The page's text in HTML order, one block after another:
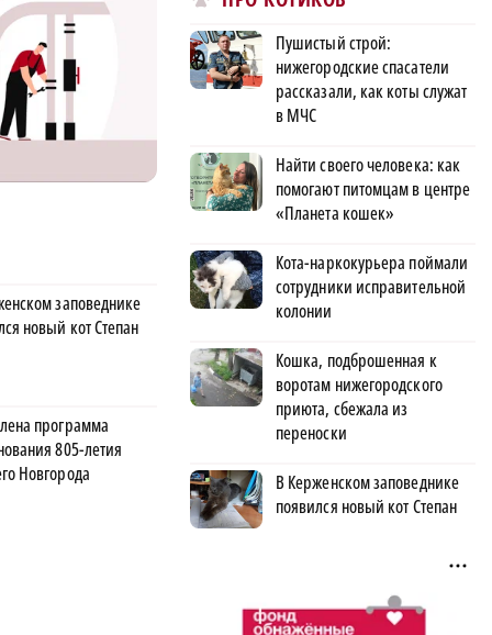
заповеднике
новый кот Степан
программа
805-летия
Новгорода
Пушистый строй:
нижегородские спасатели
рассказали, как коты служат
в МЧС
Найти своего человека: как
помогают питомцам в центре
«Планета кошек»
Кота-наркокурьера поймали
сотрудники исправительной
колонии
Кошка, подброшенная к
воротам нижегородского
приюта, сбежала из
переноски
В Керженском заповеднике
появился новый кот Степан